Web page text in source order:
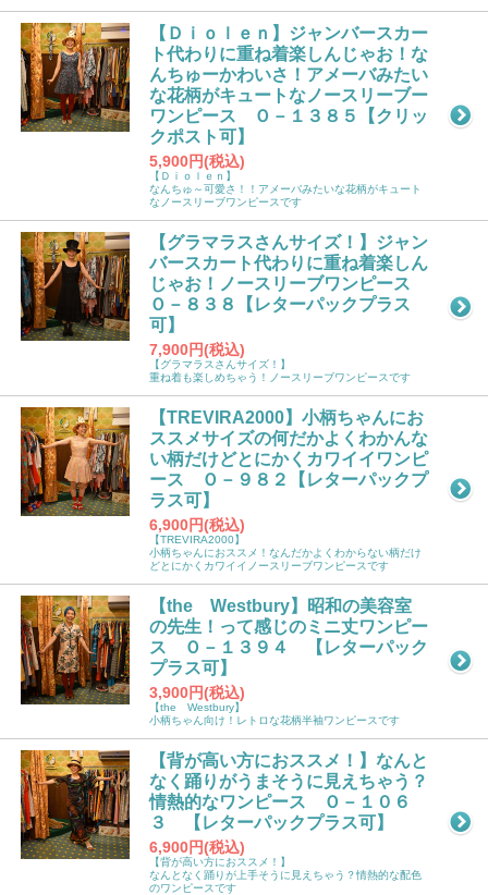
【Ｄｉｏｌｅｎ】ジャンバースカー
ト代わりに重ね着楽しんじゃお！な
んちゅーかわいさ！アメーバみたい
な花柄がキュートなノースリーブー
ワンピース Ｏ－１３８５【クリッ
クポスト可】
5,900円(税込)
【Ｄｉｏｌｅｎ】
なんちゅ～可愛さ！！アメーバみたいな花柄がキュート
なノースリーブワンピースです
【グラマラスさんサイズ！】ジャン
バースカート代わりに重ね着楽しん
じゃお！ノースリーブワンピース
Ｏ－８３８【レターパックプラス
可】
7,900円(税込)
【グラマラスさんサイズ！】
重ね着も楽しめちゃう！ノースリーブワンピースです
【TREVIRA2000】小柄ちゃんにお
ススメサイズの何だかよくわかんな
い柄だけどとにかくカワイイワンピ
ース Ｏ－９８２【レターパックプ
ラス可】
6,900円(税込)
【TREVIRA2000】
小柄ちゃんにおススメ！なんだかよくわからない柄だけ
どとにかくカワイイノースリーブワンピースです
【the Westbury】昭和の美容室
の先生！って感じのミニ丈ワンピー
ス Ｏ－１３９４ 【レターパック
プラス可】
3,900円(税込)
【the Westbury】
小柄ちゃん向け！レトロな花柄半袖ワンピースです
【背が高い方におススメ！】なんと
なく踊りがうまそうに見えちゃう？
情熱的なワンピース Ｏ－１０６
３ 【レターパックプラス可】
6,900円(税込)
【背が高い方におススメ！】
なんとなく踊りが上手そうに見えちゃう？情熱的な配色
のワンピースです